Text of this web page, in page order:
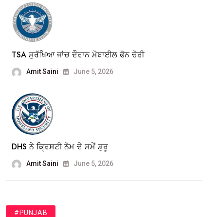
TSA ਸੁਰੱਖਿਆ ਜਾਂਚ ਦੌਰਾਨ ਮੋਬਾਈਲ ਫੋਨ ਚੋਰੀ
Amit Saini June 5, 2026
DHS ਨੇ ਕ੍ਰਿਸਟੀ ਨੋਮ ਦੇ ਸਮੇਂ ਸ਼ੁਰੂ
Amit Saini June 5, 2026
#PUNJAB